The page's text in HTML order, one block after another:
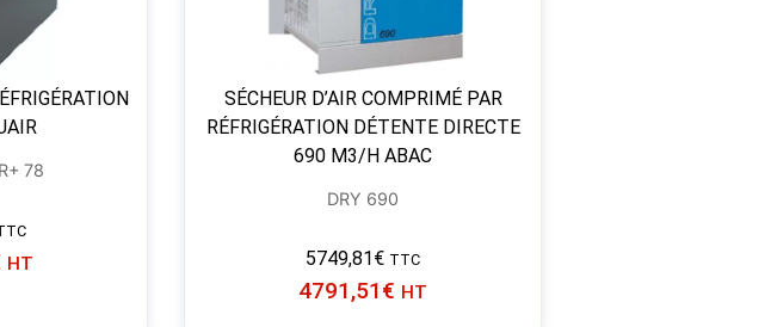
78
HT
SÉCHEUR D’AIR COMPRIMÉ PAR
RÉFRIGÉRATION DÉTENTE DIRECTE
690 M3/H ABAC
DRY 690
5749,81 € TTC
4791,51€ HT